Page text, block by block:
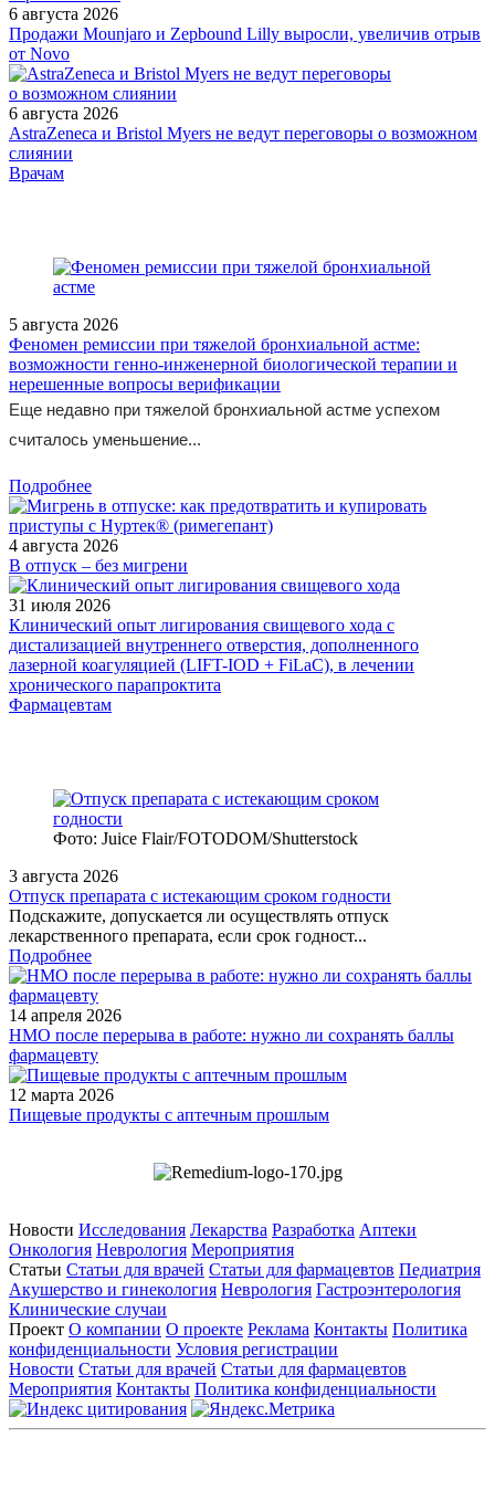
6 августа 2026
Продажи Mounjaro и Zepbound Lilly выросли, увеличив отрыв
от Novo
6 августа 2026
AstraZeneca и Bristol Myers не ведут переговоры о возможном
слиянии
/legislation/other/Prikaz-Minzdrava-Rossii-ot-29-08-2022-577n/
Врачам
5 августа 2026
Феномен ремиссии при тяжелой бронхиальной астме:
возможности генно-инженерной биологической терапии и
нерешенные вопросы верификации
Еще недавно при тяжелой бронхиальной астме успехом
считалось уменьшение...
Подробнее
4 августа 2026
В отпуск – без мигрени
31 июля 2026
Клинический опыт лигирования свищевого хода с
дистализацией внутреннего отверстия, дополненного
лазерной коагуляцией (LIFT-IOD + FiLaC), в лечении
хронического парапроктита
Фармацевтам
Фото: Juice Flair/FOTODOM/Shutterstoсk
3 августа 2026
Отпуск препарата с истекающим сроком годности
Подскажите, допускается ли осуществлять отпуск
лекарственного препарата, если срок годност...
Подробнее
14 апреля 2026
НМО после перерыва в работе: нужно ли сохранять баллы
фармацевту
12 марта 2026
Пищевые продукты с аптечным прошлым
Новости Исследования Лекарства Разработка Аптеки
Онкология Неврология Мероприятия
Статьи Статьи для врачей Статьи для фармацевтов Педиатрия
Акушерство и гинекология Неврология Гастроэнтерология
Клинические случаи
Проект О компании О проекте Реклама Контакты Политика
конфиденциальности Условия регистрации
Новости Статьи для врачей Статьи для фармацевтов
Мероприятия Контакты Политика конфиденциальности